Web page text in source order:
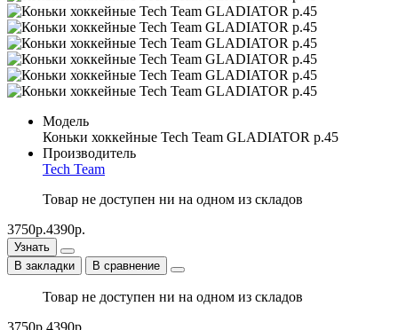
Модель
Коньки хоккейные Tech Team GLADIATOR р.45
Производитель
Tech Team
Товар не доступен ни на одном из складов
3750р.4390р.
Узнать
В закладки
В сравнение
Товар не доступен ни на одном из складов
3750р. 4390р.